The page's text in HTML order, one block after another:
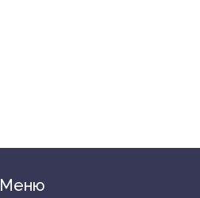
Меню